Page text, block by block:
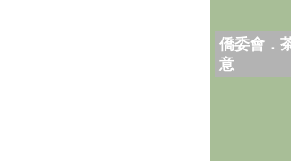
僑委會．
意